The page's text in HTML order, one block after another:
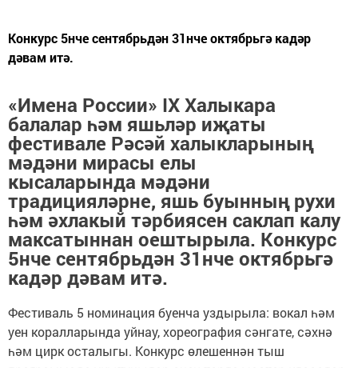
Конкурс 5нче сентябрьдән 31нче октябрьгә кадәр
дәвам итә.
«Имена России» IX Халыкара
балалар һәм яшьләр иҗаты
фестивале Рәсәй халыкларының
мәдәни мирасы елы
кысаларында мәдәни
традицияләрне, яшь буынның рухи
һәм әхлакый тәрбиясен саклап калу
максатыннан оештырыла. Конкурс
5нче сентябрьдән 31нче октябрьгә
кадәр дәвам итә.
Фестиваль 5 номинация буенча уздырыла: вокал һәм
уен коралларында уйнау, хореография сәнгате, сәхнә
һәм цирк осталыгы. Конкурс өлешеннән тыш